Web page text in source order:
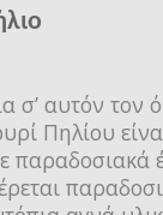
σ’ αυτόν τον
Πηλίου
παραδοσιακά